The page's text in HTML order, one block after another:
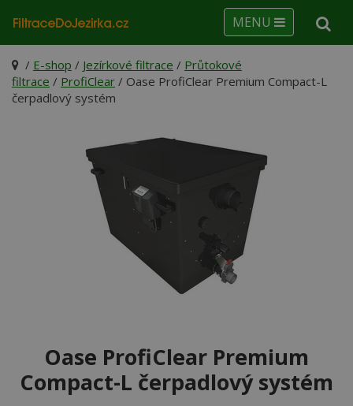
MENU
/ E-shop / Jezírkové filtrace / Průtokové
filtrace / ProfiClear / Oase ProfiClear Premium Compact-L
čerpadlový systém
Oase ProfiClear Premium
Compact-L čerpadlový systém